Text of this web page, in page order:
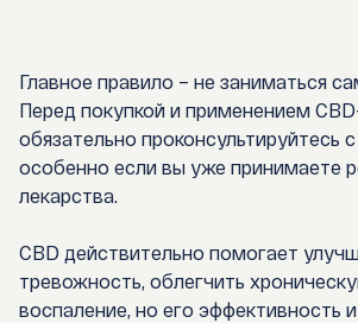
Главное правило – не заниматься
Перед покупкой и применением
обязательно проконсультируйтесь
особенно если вы уже принимаете
лекарства.
CBD действительно помогает
тревожность, облегчить
воспаление, но его эффективность